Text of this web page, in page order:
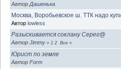
Автор Дашенька
Москва, Воробьевское ш. ТТК надо
Автор lowless
Разыскивается соклану Серег@
Автор Jimmy « 1 2 Все »
Юрист по земле
Автор Form